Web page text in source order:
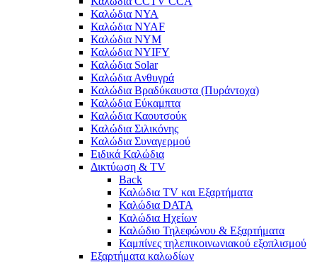
Καλώδια NYA
Καλώδια NYAF
Καλώδια NYΜ
Καλώδια ΝΥΙFY
Καλώδια Solar
Καλώδια Ανθυγρά
Καλώδια Βραδύκαυστα (Πυράντοχα)
Καλώδια Εύκαμπτα
Καλώδια Καουτσούκ
Καλώδια Σιλικόνης
Καλώδια Συναγερμού
Ειδικά Καλώδια
Δικτύωση & TV
Back
Καλώδια TV και Εξαρτήματα
Καλώδια DATA
Καλώδια Ηχείων
Καλώδιο Τηλεφώνου & Εξαρτήματα
Καμπίνες τηλεπικοινωνιακού εξοπλισμού
Eξαρτήματα καλωδίων